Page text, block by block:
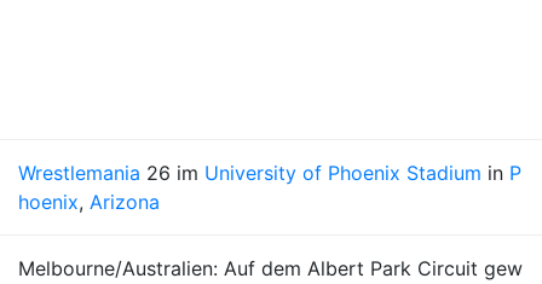
Wrestlemania 26 im University of Phoenix Stadium in P
hoenix, Arizona
Melbourne/Australien: Auf dem Albert Park Circuit gew